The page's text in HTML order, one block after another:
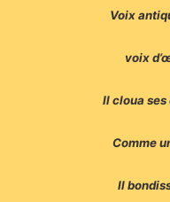
Voix
voix
Il cloua ses
Comme
Il